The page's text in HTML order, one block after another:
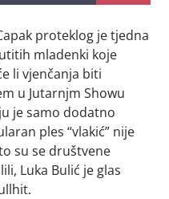
proteklog je tjedna
mladenki koje
li vjenčanja biti
u Jutarnjm Showu
je samo dodatno
ples “vlakić” nije
su se društvene
Luka Bulić je glas